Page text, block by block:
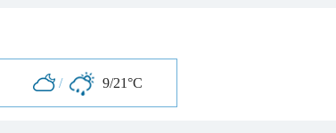
/ 9/21°C